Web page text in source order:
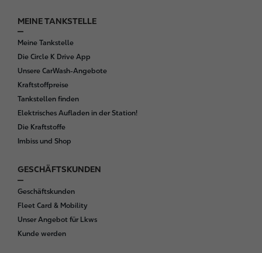
rMEINE TANKSTELLE
Meine Tankstelle
Die Circle K Drive App
Unsere CarWash-Angebote
Kraftstoffpreise
Tankstellen finden
Elektrisches Aufladen in der Station!
Die Kraftstoffe
Imbiss und Shop
GESCHÄFTSKUNDEN
Geschäftskunden
Fleet Card & Mobility
Unser Angebot für Lkws
Kunde werden